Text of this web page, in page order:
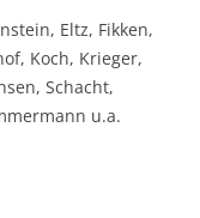
Eltz, Fikken,
Koch, Krieger,
Schacht,
u.a.